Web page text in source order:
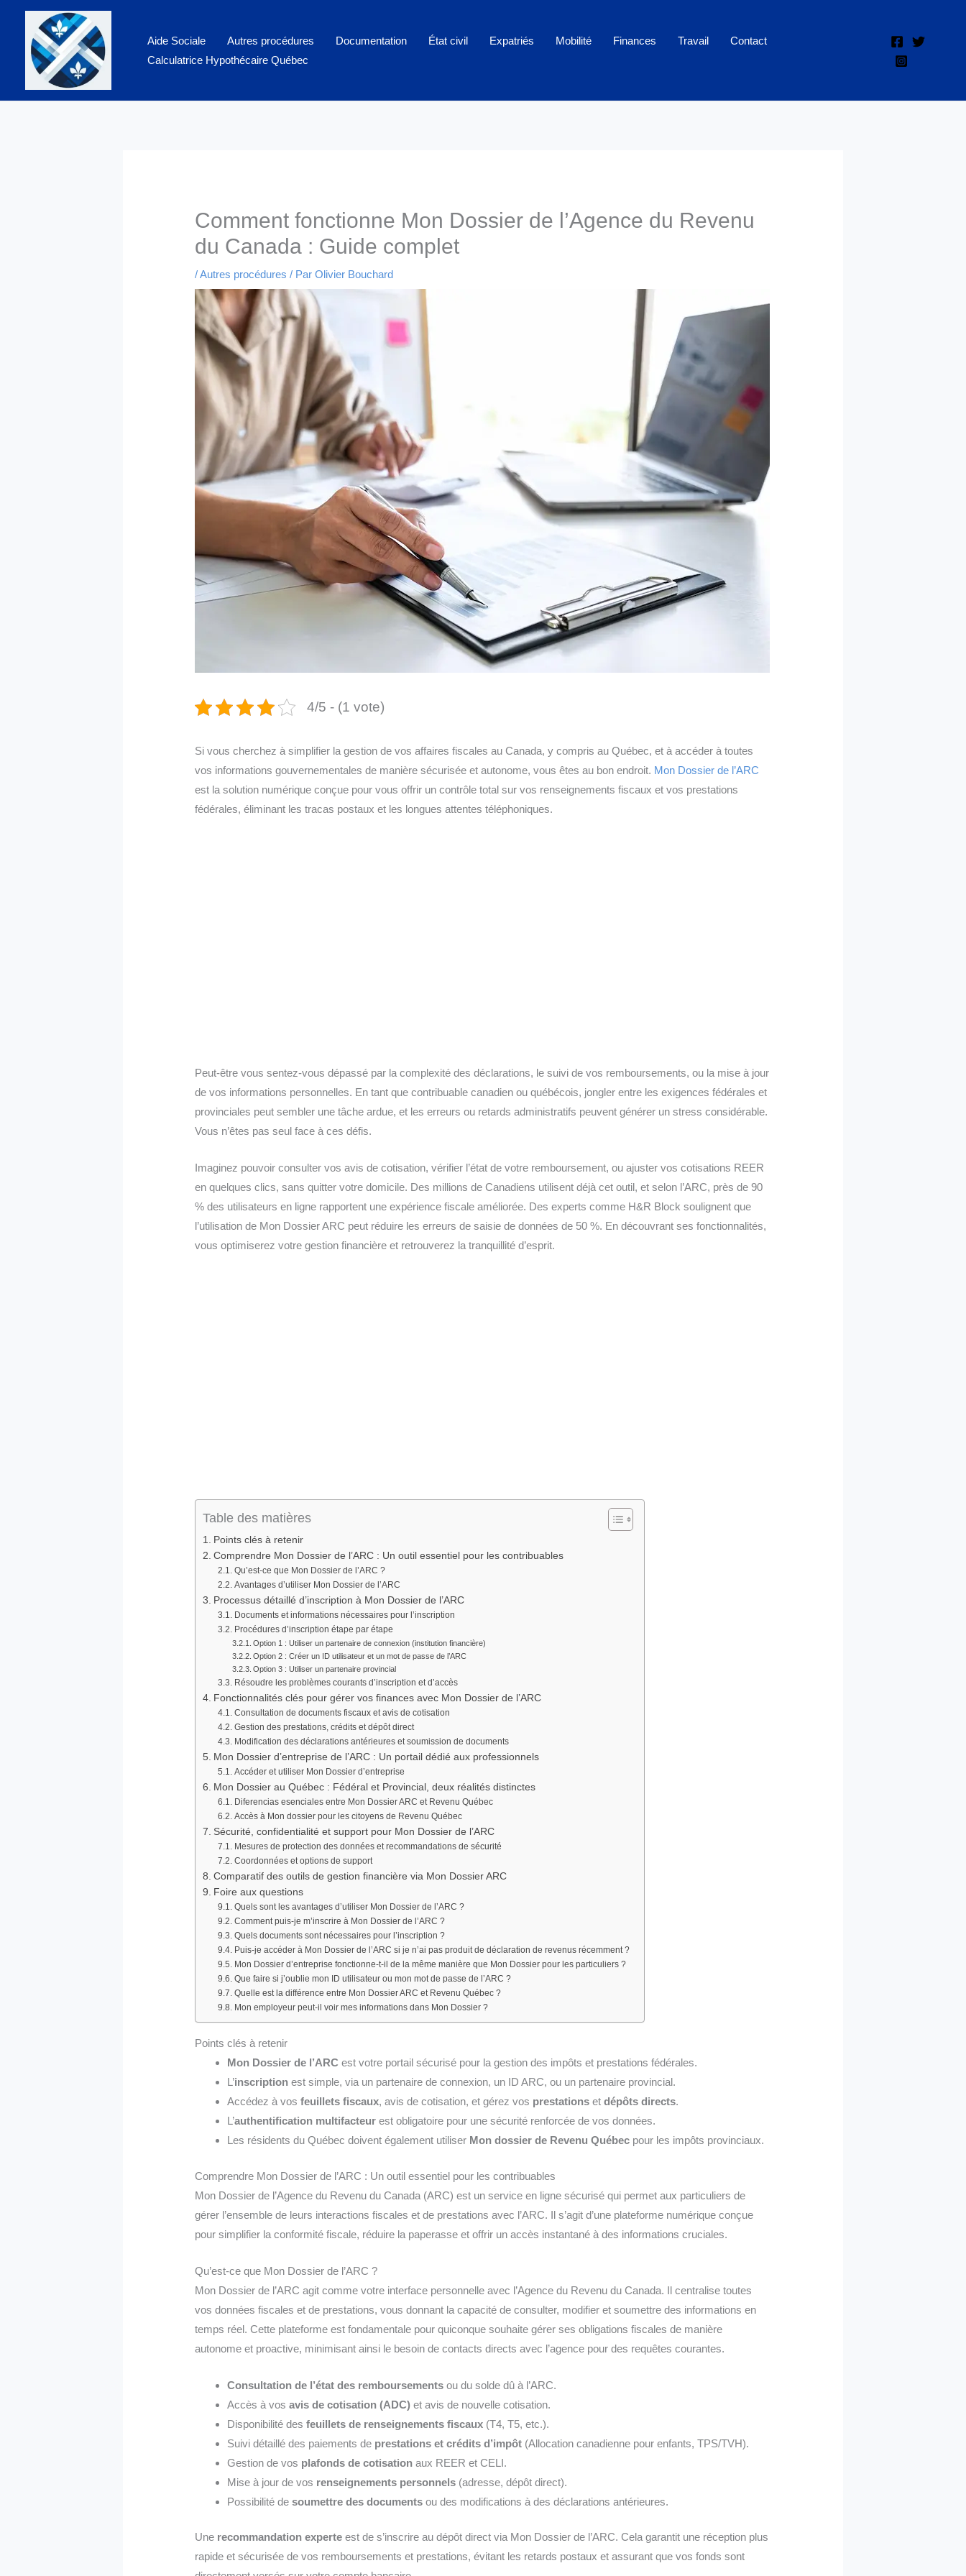
contenu
Aide Sociale Autres procédures Documentation État civil Expatriés Mobilité Finances Travail
Contact
Calculatrice Hypothécaire Québec
Comment fonctionne Mon Dossier de l’Agence du Revenu
du Canada : Guide complet
/Autres procédures / ParOlivier Bouchard
4/5 - (1 vote)
Si vous cherchez à simplifier la gestion de vos affaires fiscales au Canada, y compris au Québec, et à accéder à toutes
vos informations gouvernementales de manière sécurisée et autonome, vous êtes au bon endroit. Mon Dossier de l’ARC
est la solution numérique conçue pour vous offrir un contrôle total sur vos renseignements fiscaux et vos prestations
fédérales, éliminant les tracas postaux et les longues attentes téléphoniques.
Peut-être vous sentez-vous dépassé par la complexité des déclarations, le suivi de vos remboursements, ou la mise à jour
de vos informations personnelles. En tant que contribuable canadien ou québécois, jongler entre les exigences fédérales et
provinciales peut sembler une tâche ardue, et les erreurs ou retards administratifs peuvent générer un stress considérable.
Vous n’êtes pas seul face à ces défis.
Imaginez pouvoir consulter vos avis de cotisation, vérifier l’état de votre remboursement, ou ajuster vos cotisations REER
en quelques clics, sans quitter votre domicile. Des millions de Canadiens utilisent déjà cet outil, et selon l’ARC, près de 90
% des utilisateurs en ligne rapportent une expérience fiscale améliorée. Des experts comme H&R Block soulignent que
l’utilisation de Mon Dossier ARC peut réduire les erreurs de saisie de données de 50 %. En découvrant ses fonctionnalités,
vous optimiserez votre gestion financière et retrouverez la tranquillité d’esprit.
Table des matières
Points clés à retenir
Comprendre Mon Dossier de l’ARC : Un outil essentiel pour les contribuables
Qu’est-ce que Mon Dossier de l’ARC ?
Avantages d’utiliser Mon Dossier de l’ARC
Processus détaillé d’inscription à Mon Dossier de l’ARC
Documents et informations nécessaires pour l’inscription
Procédures d’inscription étape par étape
Option 1 : Utiliser un partenaire de connexion (institution financière)
Option 2 : Créer un ID utilisateur et un mot de passe de l’ARC
Option 3 : Utiliser un partenaire provincial
Résoudre les problèmes courants d’inscription et d’accès
Fonctionnalités clés pour gérer vos finances avec Mon Dossier de l’ARC
Consultation de documents fiscaux et avis de cotisation
Gestion des prestations, crédits et dépôt direct
Modification des déclarations antérieures et soumission de documents
Mon Dossier d’entreprise de l’ARC : Un portail dédié aux professionnels
Accéder et utiliser Mon Dossier d’entreprise
Mon Dossier au Québec : Fédéral et Provincial, deux réalités distinctes
Diferencias esenciales entre Mon Dossier ARC et Revenu Québec
Accès à Mon dossier pour les citoyens de Revenu Québec
Sécurité, confidentialité et support pour Mon Dossier de l’ARC
Mesures de protection des données et recommandations de sécurité
Coordonnées et options de support
Comparatif des outils de gestion financière via Mon Dossier ARC
Foire aux questions
Quels sont les avantages d’utiliser Mon Dossier de l’ARC ?
Comment puis-je m’inscrire à Mon Dossier de l’ARC ?
Quels documents sont nécessaires pour l’inscription ?
Puis-je accéder à Mon Dossier de l’ARC si je n’ai pas produit de déclaration de revenus récemment ?
Mon Dossier d’entreprise fonctionne-t-il de la même manière que Mon Dossier pour les particuliers ?
Que faire si j’oublie mon ID utilisateur ou mon mot de passe de l’ARC ?
Quelle est la différence entre Mon Dossier ARC et Revenu Québec ?
Mon employeur peut-il voir mes informations dans Mon Dossier ?
Points clés à retenir
Mon Dossier de l’ARC est votre portail sécurisé pour la gestion des impôts et prestations fédérales.
L’inscription est simple, via un partenaire de connexion, un ID ARC, ou un partenaire provincial.
Accédez à vosfeuillets fiscaux, avis de cotisation, et gérez vos prestations etdépôts directs.
L’authentification multifacteur est obligatoire pour une sécurité renforcée de vos données.
Les résidents du Québec doivent également utiliser Mon dossier de Revenu Québec pour les impôts provinciaux.
Comprendre Mon Dossier de l’ARC : Un outil essentiel pour les contribuables
Mon Dossier de l’Agence du Revenu du Canada (ARC) est un service en ligne sécurisé qui permet aux particuliers de
gérer l’ensemble de leurs interactions fiscales et de prestations avec l’ARC. Il s’agit d’une plateforme numérique conçue
pour simplifier la conformité fiscale, réduire la paperasse et offrir un accès instantané à des informations cruciales.
Qu’est-ce que Mon Dossier de l’ARC ?
Mon Dossier de l’ARC agit comme votre interface personnelle avec l’Agence du Revenu du Canada. Il centralise toutes
vos données fiscales et de prestations, vous donnant la capacité de consulter, modifier et soumettre des informations en
temps réel. Cette plateforme est fondamentale pour quiconque souhaite gérer ses obligations fiscales de manière
autonome et proactive, minimisant ainsi le besoin de contacts directs avec l’agence pour des requêtes courantes.
Consultation de l’état des remboursements ou du solde dû à l’ARC.
Accès à vosavis de cotisation (ADC) et avis de nouvelle cotisation.
Disponibilité desfeuillets de renseignements fiscaux (T4, T5, etc.).
Suivi détaillé des paiements de prestations et crédits d’impôt (Allocation canadienne pour enfants, TPS/TVH).
Gestion de vos plafonds de cotisation aux REER et CELI.
Mise à jour de vos renseignements personnels (adresse, dépôt direct).
Possibilité desoumettre des documents ou des modifications à des déclarations antérieures.
Une recommandation experte est de s’inscrire au dépôt direct via Mon Dossier de l’ARC. Cela garantit une réception plus
rapide et sécurisée de vos remboursements et prestations, évitant les retards postaux et assurant que vos fonds sont